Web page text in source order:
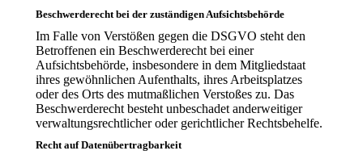
Beschwerde­recht bei der zuständigen Aufsichts­behörde
Im Falle von Verstößen gegen die DSGVO steht den
Betroffenen ein Beschwerderecht bei einer
Aufsichtsbehörde, insbesondere in dem Mitgliedstaat
ihres gewöhnlichen Aufenthalts, ihres Arbeitsplatzes
oder des Orts des mutmaßlichen Verstoßes zu. Das
Beschwerderecht besteht unbeschadet anderweitiger
verwaltungsrechtlicher oder gerichtlicher Rechtsbehelfe.
Recht auf Daten­übertrag­barkeit